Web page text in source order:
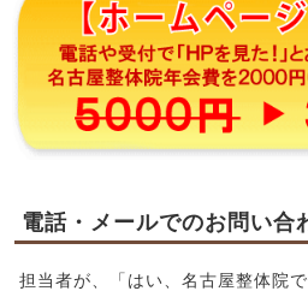
電話・メールでのお問い合
担当者が、「はい、名古屋整体院